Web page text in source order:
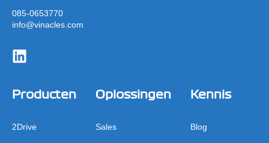
085-0653770
info@vinacles.com
Producten
2Drive
Oplossingen
Sales
Kennis
Blog